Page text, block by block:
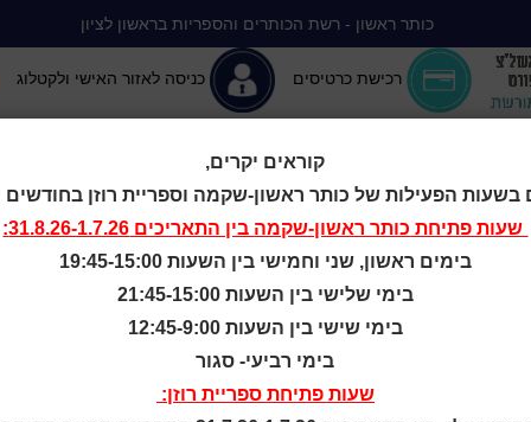
כותר ראשון - רשת הכותרים והספריות בראשון לציון
רכישת כרטיסים כניסה לאזור האישי ולקטלוג
ללא הפסקה המומלצים שלנו אירועים ופעילויות מידע ראשון: מרכז
Media
קוראים יקרים,
בשעות הפעילות של כותר ראשון-שקמה וספריית רוזן בחודשים יולי-
שעות פתיחת כותר ראשון-שקמה בין התאריכים 31.8.26-1.7.26:
בימים ראשון, שני וחמישי בין השעות 19:45-15:00
בימי שלישי בין השעות 21:45-15:00
בימי שישי בין השעות 12:45-9:00
בימי רביעי- סגור
שעות פתיחת ספריית רוזן: